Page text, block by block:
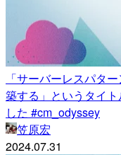
「サーバーレスパタ
築する」というタイ
した #cm_odyssey
笠原宏
2024.07.31